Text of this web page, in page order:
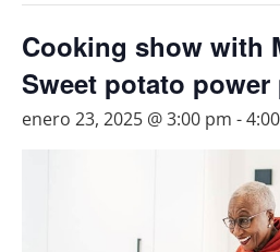
Cooking show with
Sweet potato power
enero 23, 2025 @ 3:00 pm -